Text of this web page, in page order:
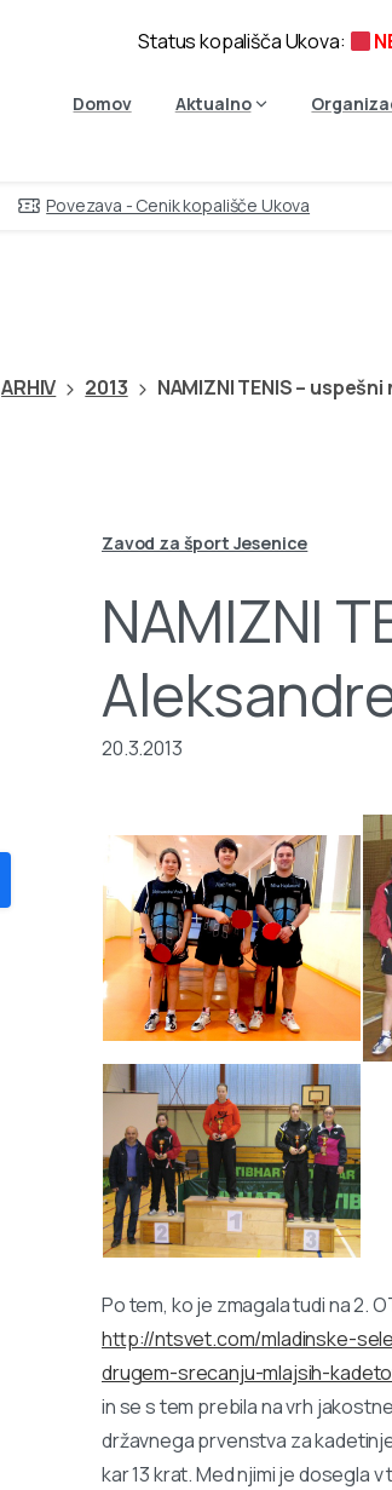
Domov Aktualno
Povezava - Cenik kopališče Ukova
ARHIV 2013 NAMIZNI TENIS –
Zavod za šport Jesenice
NAMIZNI
20.3.2013
Po tem, ko je zmagala tudi na 2.
http://ntsvet.com/mladinske-
drugem-srecanju-mlajsih-
in se s tem prebila na vrh
državnega prvenstva za
kar 13 krat. Med njimi je dosegla
Status kopališča Ukova: